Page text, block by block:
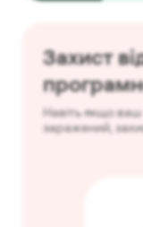
Захист
Навіть якщо
заражений,